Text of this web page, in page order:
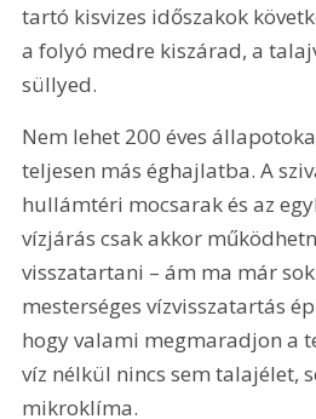
tartó kisvizes időszakok
a folyó medre kiszárad, a
süllyed.
Nem lehet 200 éves
teljesen más éghajlatba. A
hullámtéri mocsarak és az
vízjárás csak akkor
visszatartani – ám ma már
mesterséges vízvisszatartás
hogy valami megmaradjon a
víz nélkül nincs sem talajélet,
mikroklíma.